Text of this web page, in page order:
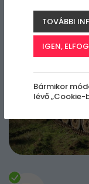
TOVÁBBI
IGEN,
Bármikor
lévő